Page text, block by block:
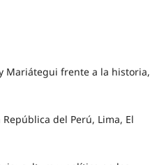
y Mariátegui frente a la historia,
República del Perú, Lima, El